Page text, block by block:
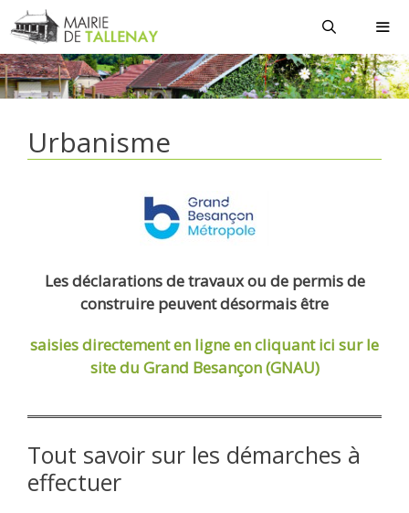
Aller
au
contenu
Urbanisme
Les déclarations de travaux ou de permis de
construire peuvent désormais être
saisies directement en ligneen cliquant ici sur le
site du Grand Besançon (GNAU)
Tout savoir sur les démarches à
effectuer